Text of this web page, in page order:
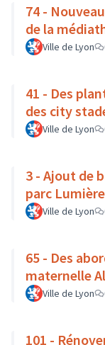
74 -
de la
Ville de Lyon
41 - Des
des city
Ville de Lyon
3 - Ajout de
parc Lumière
Ville de Lyon
65 - Des
maternelle
Ville de Lyon
101 -